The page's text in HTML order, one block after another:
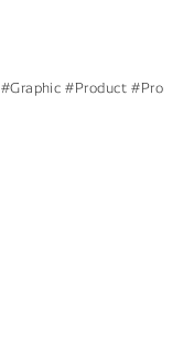
#Graphic #Product #Pro